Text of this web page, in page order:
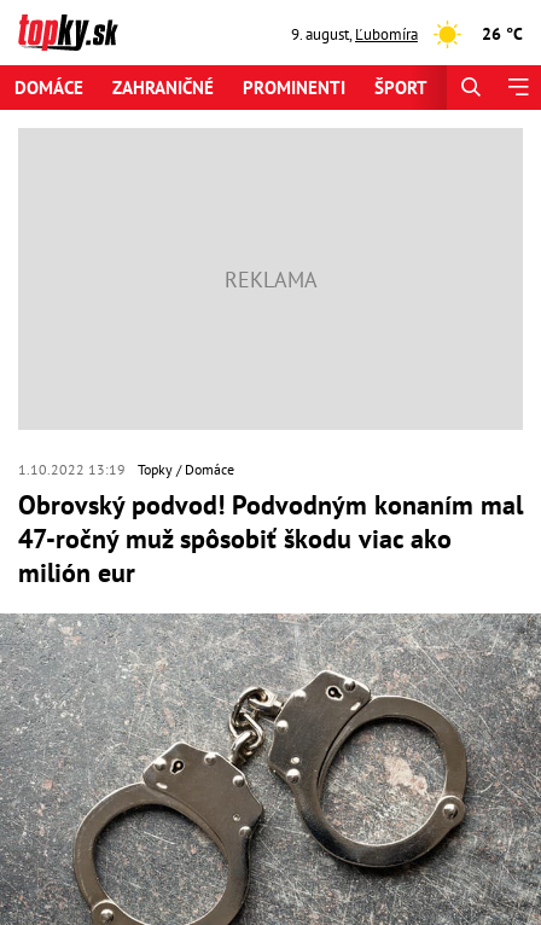
9. august,Ľubomíra 26 °C
DOMÁCE ZAHRANIČNÉ PROMINENTI ŠPORT
1.10.2022 13:19 Topky Domáce
Obrovský podvod! Podvodným konaním mal
47-ročný muž spôsobiť škodu viac ako
milión eur